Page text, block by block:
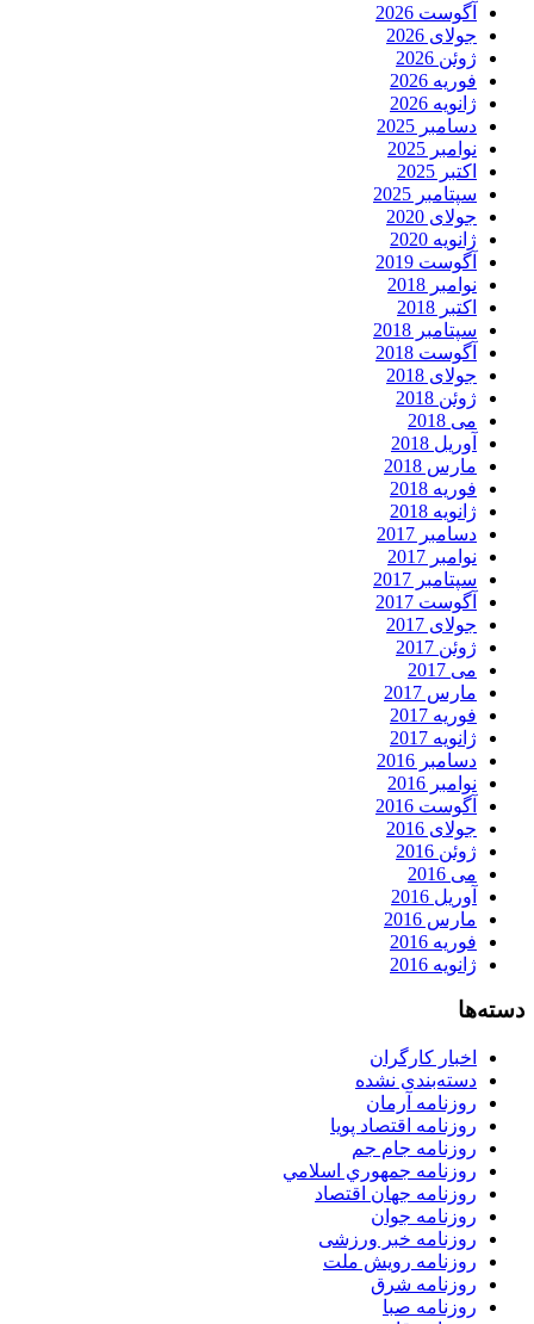
آگوست 2026
جولای 2026
ژوئن 2026
فوریه 2026
ژانویه 2026
دسامبر 2025
نوامبر 2025
اکتبر 2025
سپتامبر 2025
جولای 2020
ژانویه 2020
آگوست 2019
نوامبر 2018
اکتبر 2018
سپتامبر 2018
آگوست 2018
جولای 2018
ژوئن 2018
می 2018
آوریل 2018
مارس 2018
فوریه 2018
ژانویه 2018
دسامبر 2017
نوامبر 2017
سپتامبر 2017
آگوست 2017
جولای 2017
ژوئن 2017
می 2017
مارس 2017
فوریه 2017
ژانویه 2017
دسامبر 2016
نوامبر 2016
آگوست 2016
جولای 2016
ژوئن 2016
می 2016
آوریل 2016
مارس 2016
فوریه 2016
ژانویه 2016
دسته‌ها
اخبار کارگران
دسته‌بندی نشده
روزنامه آرمان
روزنامه اقتصاد پویا
روزنامه جام جم
روزنامه جمهوري اسلامي
روزنامه جهان اقتصاد
روزنامه جوان
روزنامه خبر ورزشى
روزنامه رویش ملت
روزنامه شرق
روزنامه صبا